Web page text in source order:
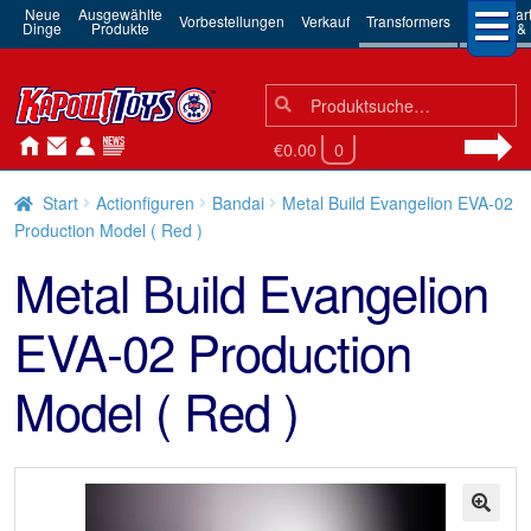
Neue
Dinge
Ausgewählte
Produkte Vorbestellungen Verkauf Transformers 3rd
Robots
Suchen
nach:
Suche
€0.00 0
Start Actionfiguren Bandai
Metal Build Evangelion EVA-02
Production Model ( Red )
Metal Build Evangelion
EVA-02 Production
Model ( Red )